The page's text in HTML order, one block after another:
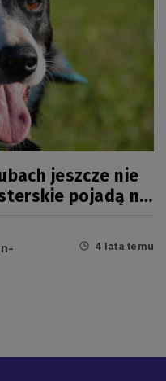
jeszcze nie
pojadą na
4 lata temu